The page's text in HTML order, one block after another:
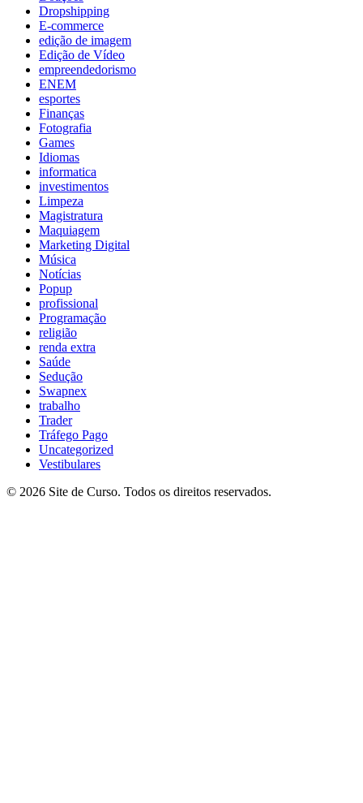
Dropshipping
E-commerce
edição de imagem
Edição de Vídeo
empreendedorismo
ENEM
esportes
Finanças
Fotografia
Games
Idiomas
informatica
investimentos
Limpeza
Magistratura
Maquiagem
Marketing Digital
Música
Notícias
Popup
profissional
Programação
religião
renda extra
Saúde
Sedução
Swapnex
trabalho
Trader
Tráfego Pago
Uncategorized
Vestibulares
© 2026 Site de Curso. Todos os direitos reservados.